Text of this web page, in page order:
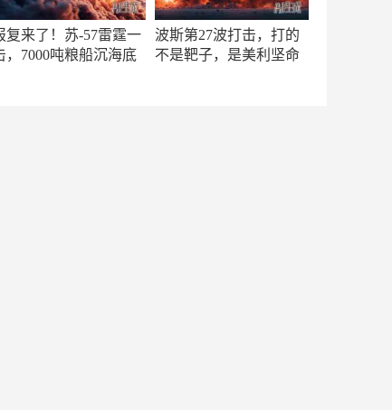
复来了！苏-57雷霆一
，7000吨粮船沉海底
波斯第27波打击，打的
不是靶子，是美利坚命